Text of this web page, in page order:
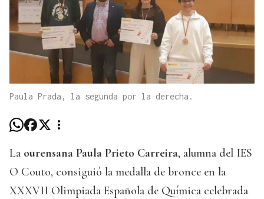
Paula Prada, la segunda por la derecha.
La ourensana Paula Prieto Carreira, alumna del IES
O Couto, consiguió la medalla de bronce en la
XXXVII Olimpiada Española de Química celebrada